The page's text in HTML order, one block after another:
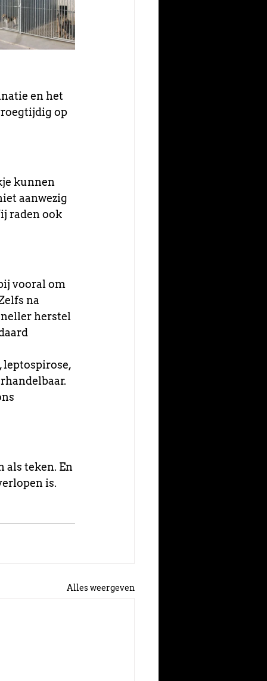
en het
op
kunnen
aanwezig
raden ook
vooral om
na
herstel
leptospirose,
als teken. En
is.
Alles weergeven